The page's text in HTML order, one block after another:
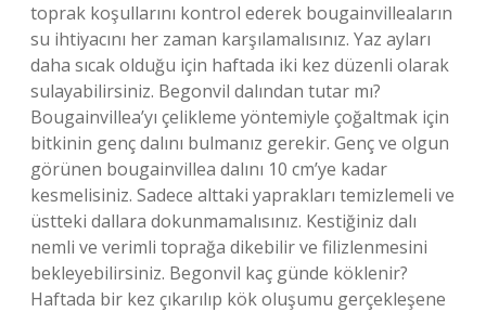
toprak koşullarını kontrol ederek bougainvilleaların
su ihtiyacını her zaman karşılamalısınız. Yaz ayları
daha sıcak olduğu için haftada iki kez düzenli olarak
sulayabilirsiniz. Begonvil dalından tutar mı?
Bougainvillea’yı çelikleme yöntemiyle çoğaltmak için
bitkinin genç dalını bulmanız gerekir. Genç ve olgun
görünen bougainvillea dalını 10 cm’ye kadar
kesmelisiniz. Sadece alttaki yaprakları temizlemeli ve
üstteki dallara dokunmamalısınız. Kestiğiniz dalı
nemli ve verimli toprağa dikebilir ve filizlenmesini
bekleyebilirsiniz. Begonvil kaç günde köklenir?
Haftada bir kez çıkarılıp kök oluşumu gerçekleşene